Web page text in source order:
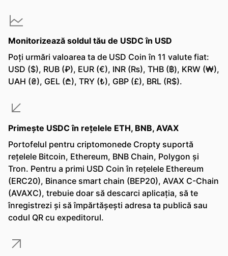
Monitorizează soldul tău de USDC în USD
Poți urmări valoarea ta de USD Coin în 11 valute fiat:
USD ($), RUB (₽), EUR (€), INR (₨), THB (฿), KRW (₩),
UAH (₴), GEL (₾), TRY (₺), GBP (£), BRL (R$).
Primește USDC în rețelele ETH, BNB, AVAX
Portofelul pentru criptomonede Cropty suportă
rețelele Bitcoin, Ethereum, BNB Chain, Polygon și
Tron. Pentru a primi USD Coin în rețelele Ethereum
(ERC20), Binance smart chain (BEP20), AVAX C-Chain
(AVAXC), trebuie doar să descarci aplicația, să te
înregistrezi și să împărtășești adresa ta publică sau
codul QR cu expeditorul.